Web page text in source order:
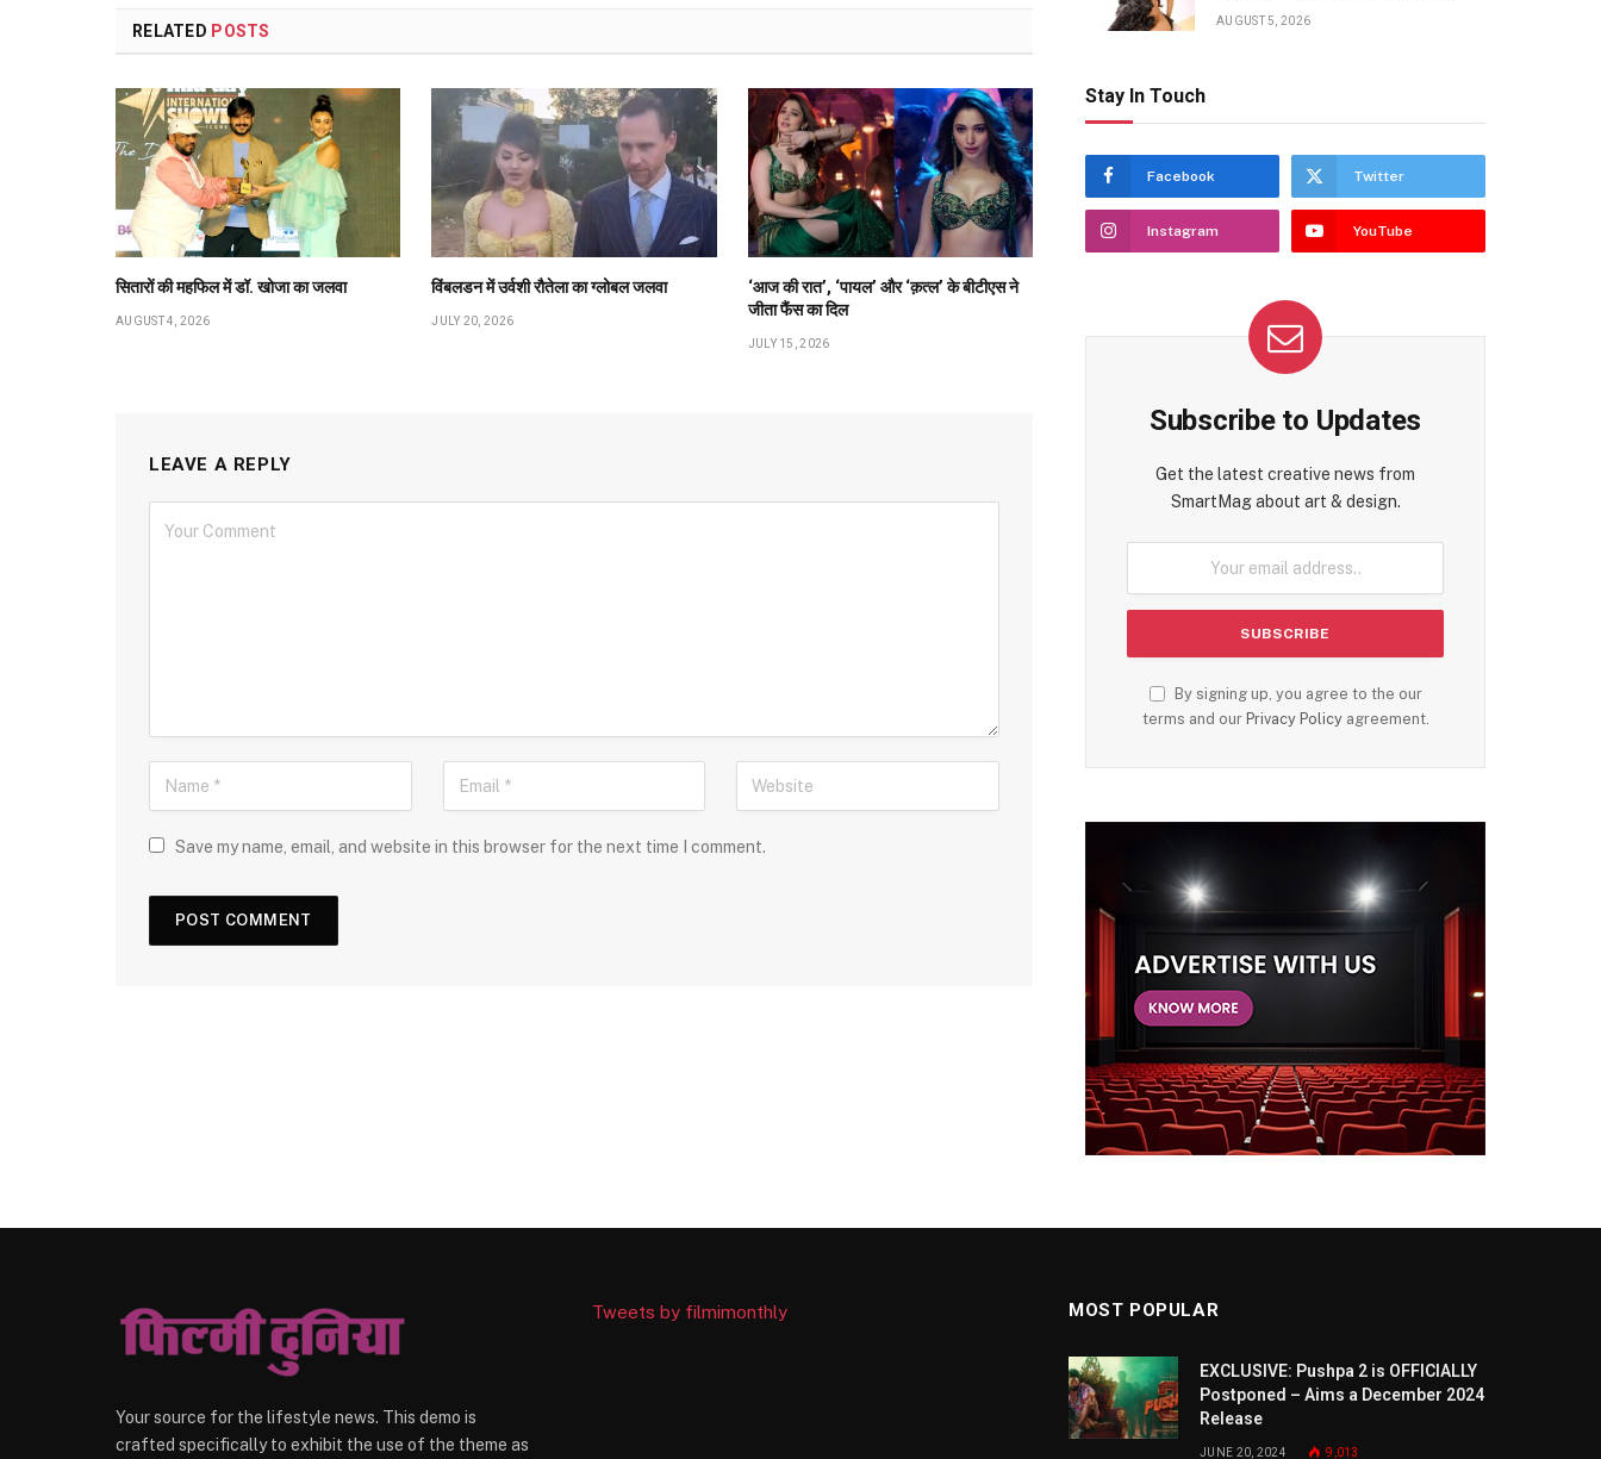
RELATED POSTS
सितारों की महफिल में डॉ. खोजा का जलवा
AUGUST 4, 2026
विंबलडन में उर्वशी रौतेला का ग्लोबल जलवा
JULY 20, 2026
‘आज की रात’, ‘पायल’ और ‘क़त्ल’ के बीटीएस ने
जीता फैंस का दिल
JULY 15, 2026
LEAVE A REPLY
Save my name, email, and website in this browser for the next time I comment.
AUGUST 5, 2026
Stay In Touch
Facebook Twitter
Instagram YouTube
Subscribe to Updates
Get the latest creative news from
SmartMag about art & design.
By signing up, you agree to the our
terms and our Privacy Policyagreement.
Your source for the lifestyle news. This demo is
crafted specifically to exhibit the use of the theme as
Tweets by filmimonthly MOST POPULAR
EXCLUSIVE: Pushpa 2 is OFFICIALLY
Postponed – Aims a December 2024
Release
JUNE 20, 2024 9,013